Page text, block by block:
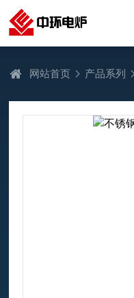
网站首页 产品系列